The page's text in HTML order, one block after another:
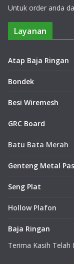
Untuk order anda
Layanan
Atap Baja Ringan
Bondek
Besi Wiremesh
GRC Board
Batu Bata Merah
Genteng Metal
Seng Plat
Hollow Plafon
Baja Ringan
Terima Kasih Telah